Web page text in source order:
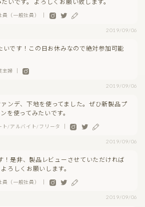
いです。 よろしくお願い致します。
員（一般社員） ｜
2019/09/06
いです！この日お休みなので絶対参加可能
主婦 ｜
2019/09/06
ンデ、下地を使ってました。ぜひ新製品プ
を使ってみたいです。
ト/アルバイト/フリータ ｜
2019/09/06
！是非、製品レビューさせていただければ
ろしくお願いします。
員（一般社員） ｜
2019/09/06